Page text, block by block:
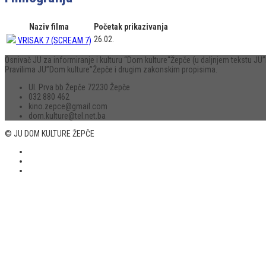
Naziv filma
Početak prikazivanja
VRISAK 7 (SCREAM 7) 26.02.
Osnivač JU za informiranje i kulturu “Dom kulture“Žepče (u daljnjem tekstu
Pravilima JU”Dom kulture”Žepče i drugim zakonskim propisima.
Ul. Prva bb Žepče 72230 Žepče
032 880 462
kino.zepce@gmail.com
dom.kulture@tel.net.ba
© JU DOM KULTURE ŽEPČE